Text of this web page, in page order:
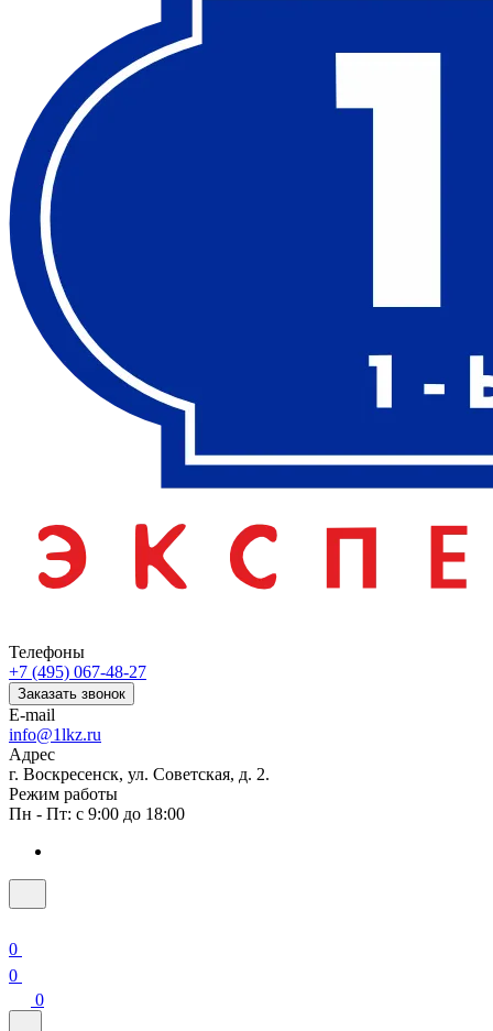
Телефоны
+7 (495) 067-48-27
Заказать звонок
E-mail
info@1lkz.ru
Адрес
г. Воскресенск, ул. Советская, д. 2.
Режим работы
Пн - Пт: с 9:00 до 18:00
0
0
0